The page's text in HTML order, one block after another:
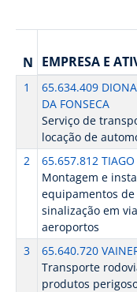
N EMPRESA E
1
65.634.409
DA FONSECA
Serviço de
locação de
2
65.657.812 TIAGO
Montagem e
equipamentos
sinalização em
aeroportos
3
65.640.720
Transporte
produtos